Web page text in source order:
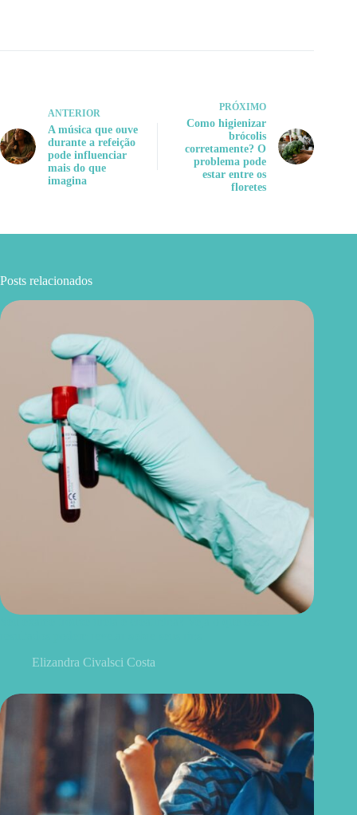
ANTERIOR
A música que ouve
durante a refeição
pode influenciar
mais do que
imagina
PRÓXIMO
Como higienizar
brócolis
corretamente? O
problema pode
estar entre os
floretes
Posts relacionados
Elizandra Civalsci Costa